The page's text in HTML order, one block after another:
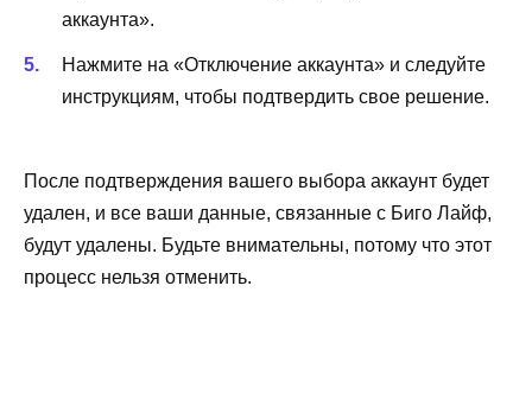
аккаунта».
Нажмите на «Отключение аккаунта» и следуйте
инструкциям, чтобы подтвердить свое решение.
После подтверждения вашего выбора аккаунт будет
удален, и все ваши данные, связанные с Биго Лайф,
будут удалены. Будьте внимательны, потому что этот
процесс нельзя отменить.